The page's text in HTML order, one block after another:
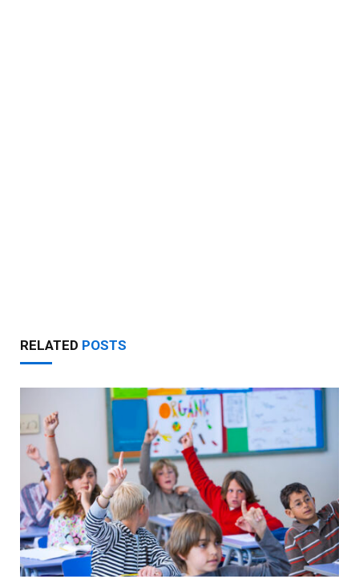
RELATED POSTS